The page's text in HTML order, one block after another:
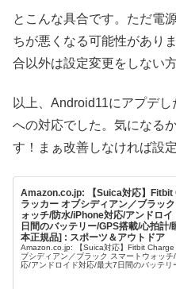
とこんな具合です。ただ電
ちが悪くなる可能性があり
合以外は設定変更をしない
以上、Android11にアプデ
への対応でした。気になる
す！まぁ改善しなければ設
Amazon.co.jp: 【Suica対応】Fitbit
ラッカー オブシディアン／ブラッ
ォッチ/防水/iPhone対応/アンドロイ
日間のバッテリー/GPS搭載/心拍計/
本正規品] : スポーツ＆アウトドア
Amazon.co.jp: 【Suica対応】Fitbit Charge
ブシディアン／ブラック スマートウォッ
応/アンドロイド対応/最大7日間のバッテリ